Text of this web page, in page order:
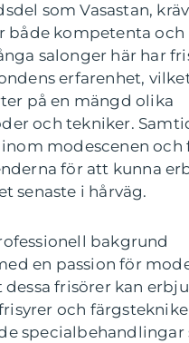
som Vasastan,
både kompetenta och
salonger här har
erfarenhet,
på en mängd olika
och tekniker.
modescenen och
för att kunna
senaste i hårväg.
bakgrund
en passion för
frisörer kan
och
specialbehandlingar